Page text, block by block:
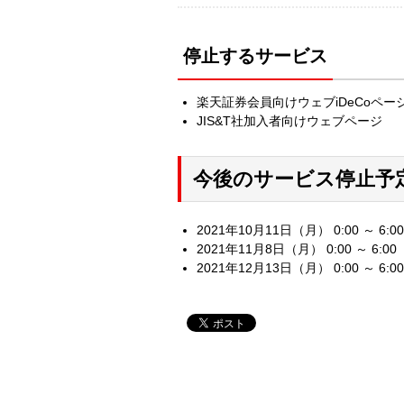
停止するサービス
楽天証券会員向けウェブiDeCoペー
JIS&T社加入者向けウェブページ
今後のサービス停止予
2021年10月11日（月） 0:00 ～ 6:00
2021年11月8日（月） 0:00 ～ 6:00
2021年12月13日（月） 0:00 ～ 6:00